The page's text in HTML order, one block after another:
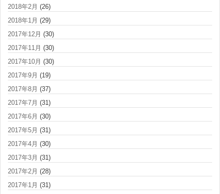
2018年2月 (26)
2018年1月 (29)
2017年12月 (30)
2017年11月 (30)
2017年10月 (30)
2017年9月 (19)
2017年8月 (37)
2017年7月 (31)
2017年6月 (30)
2017年5月 (31)
2017年4月 (30)
2017年3月 (31)
2017年2月 (28)
2017年1月 (31)